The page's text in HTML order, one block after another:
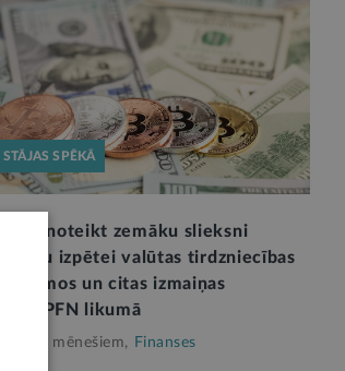
STĀJAS SPĒKĀ
Varēs noteikt zemāku slieksni
klientu izpētei valūtas tirdzniecības
darījumos un citas izmaiņas
NILLTPFN likumā
Pirms 5 mēnešiem, Finanses